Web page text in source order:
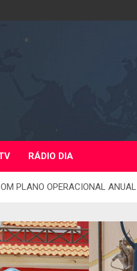
RÁDIO DIA
PLANO OPERACIONAL ANUAL